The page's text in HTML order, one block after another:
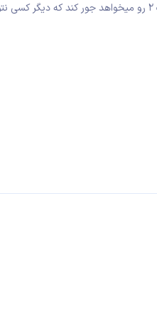
اصلی برتر از اس الترا باشد و در نهایت زدفلیپ ۲ رو